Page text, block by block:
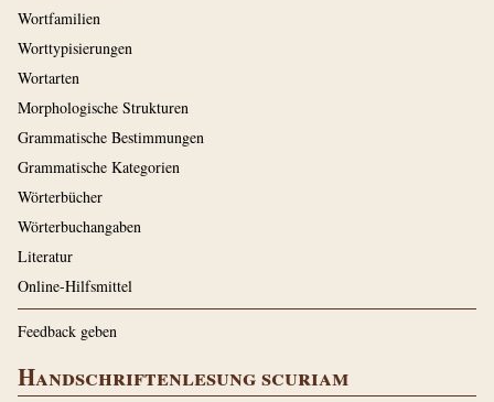
Wortfamilien
Worttypisierungen
Wortarten
Morphologische Strukturen
Grammatische Bestimmungen
Grammatische Kategorien
Wörterbücher
Wörterbuchangaben
Literatur
Online-Hilfsmittel
Feedback geben
Handschriftenlesung scuriam